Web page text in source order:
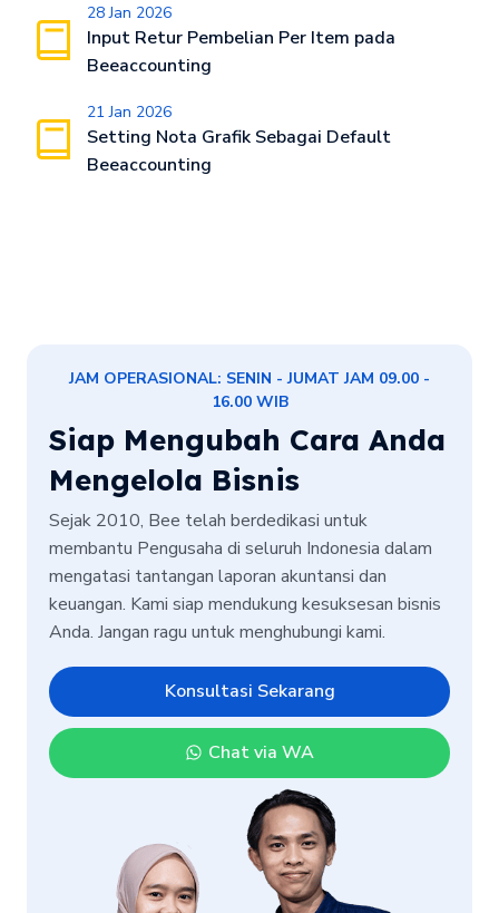
28 Jan 2026
Input Retur Pembelian Per Item pada
Beeaccounting
21 Jan 2026
Setting Nota Grafik Sebagai Default
Beeaccounting
JAM OPERASIONAL: SENIN - JUMAT JAM 09.00 -
16.00 WIB
Siap Mengubah Cara Anda
Mengelola Bisnis
Sejak 2010, Bee telah berdedikasi untuk
membantu Pengusaha di seluruh Indonesia dalam
mengatasi tantangan laporan akuntansi dan
keuangan. Kami siap mendukung kesuksesan bisnis
Anda. Jangan ragu untuk menghubungi kami.
Konsultasi Sekarang
Chat via WA